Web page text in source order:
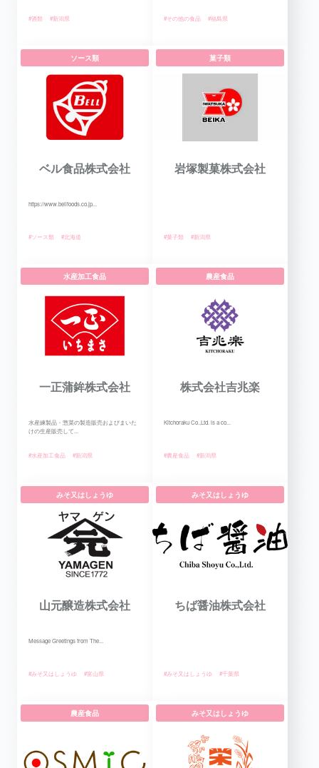
#酒類 #新潟県 #その他の食品 #福島県
ソース類
ベル食品株式会社
https://www.bellfoods.co.jp...
#ソース類 #北海道
菓子類
岩塚製菓株式会社
#菓子類 #新潟県
水産加工食品
一正蒲鉾株式会社
水産練製品・惣菜の製造販売およびまいた
けの生産販売して...
#水産加工食品 #新潟県
農産食品
株式会社吉兆楽
Kitchoraku Co.,Ltd. is a co...
#農産食品 #新潟県
みそ又はしょうゆ
山元醸造株式会社
Message Greetings from The...
#みそ又はしょうゆ #富山県
みそ又はしょうゆ
ちば醤油株式会社
#みそ又はしょうゆ #千葉県
農産食品 みそ又はしょうゆ